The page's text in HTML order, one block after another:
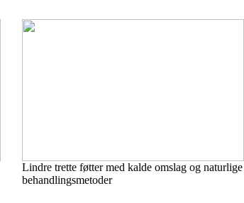
Lindre trette føtter med kalde omslag og naturlige
behandlingsmetoder